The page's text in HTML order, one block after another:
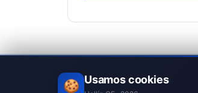
🍪 Usamos cookies